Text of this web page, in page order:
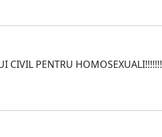
CIVIL PENTRU HOMOSEXUALI!!!!!!!